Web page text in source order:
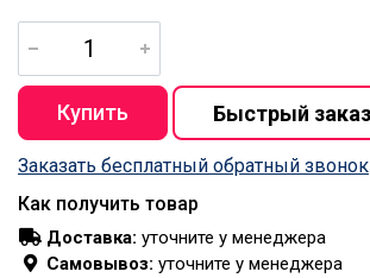
Заказать бесплатный обратный звонок
Как получить товар
Доставка: уточните у менеджера
Самовывоз: уточните у менеджера